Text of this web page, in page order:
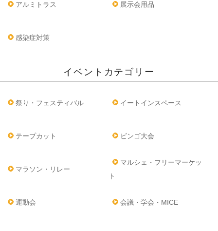
アルミトラス 展示会用品
感染症対策
イベントカテゴリー
祭り・フェスティバル イートインスペース
テープカット ビンゴ大会
マラソン・リレー
マルシェ・フリーマーケッ
ト
運動会 会議・学会・MICE